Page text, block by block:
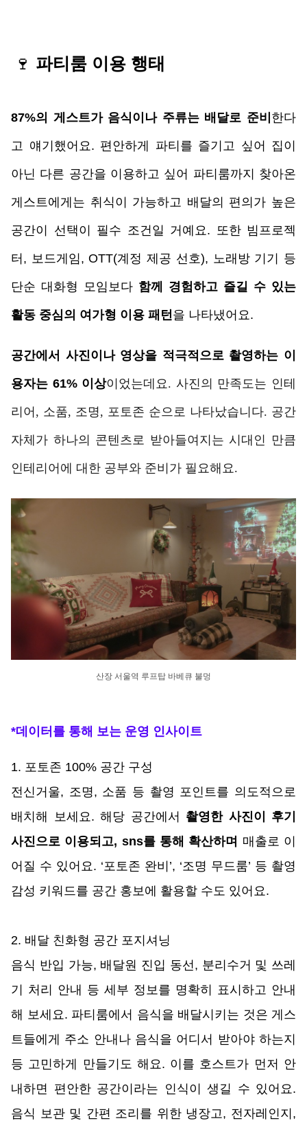
🍷 파티룸 이용 행태
87%의 게스트가 음식이나 주류는 배달로 준비 한다
고 얘기했어요. 편안하게 파티를 즐기고 싶어 집이
아닌 다른 공간을 이용하고 싶어 파티룸까지 찾아온
게스트에게는 취식이 가능하고 배달의 편의가 높은
공간이 선택이 필수 조건일 거예요. 또한 빔프로젝
터, 보드게임, OTT(계정 제공 선호), 노래방 기기 등
단순 대화형 모임보다 함께 경험하고 즐길 수 있는
활동 중심의 여가형 이용 패턴을 나타냈어요.
공간에서 사진이나 영상을 적극적으로 촬영하는 이
용자는 61% 이상이었는데요. 사진의 만족도는 인테
리어, 소품, 조명, 포토존 순으로 나타났습니다. 공간
자체가 하나의 콘텐츠로 받아들여지는 시대인 만큼
인테리어에 대한 공부와 준비가 필요해요.
산장 서울역 루프탑 바베큐 불멍
*데이터를 통해 보는 운영 인사이트
1. 포토존 100% 공간 구성
전신거울, 조명, 소품 등 촬영 포인트를 의도적으로
배치해 보세요. 해당 공간에서 촬영한 사진이 후기
사진으로 이용되고, sns를 통해 확산하며 매출로 이
어질 수 있어요. ‘포토존 완비’, ‘조명 무드룸’ 등 촬영
감성 키워드를 공간 홍보에 활용할 수도 있어요.
2. 배달 친화형 공간 포지셔닝
음식 반입 가능, 배달원 진입 동선, 분리수거 및 쓰레
기 처리 안내 등 세부 정보를 명확히 표시하고 안내
해 보세요. 파티룸에서 음식을 배달시키는 것은 게스
트들에게 주소 안내나 음식을 어디서 받아야 하는지
등 고민하게 만들기도 해요. 이를 호스트가 먼저 안
내하면 편안한 공간이라는 인식이 생길 수 있어요.
음식 보관 및 간편 조리를 위한 냉장고, 전자레인지,